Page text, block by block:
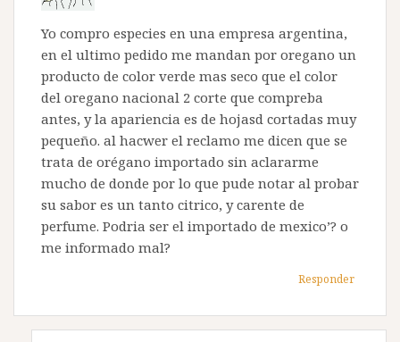
Yo compro especies en una empresa argentina,
en el ultimo pedido me mandan por oregano un
producto de color verde mas seco que el color
del oregano nacional 2 corte que compreba
antes, y la apariencia es de hojasd cortadas muy
pequeño. al hacwer el reclamo me dicen que se
trata de orégano importado sin aclararme
mucho de donde por lo que pude notar al probar
su sabor es un tanto citrico, y carente de
perfume. Podria ser el importado de mexico’? o
me informado mal?
Responder